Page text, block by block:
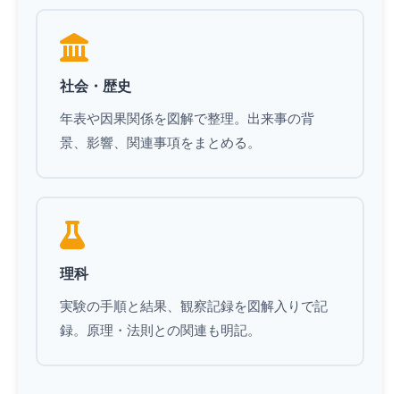
社会・歴史
年表や因果関係を図解で整理。出来事の背
景、影響、関連事項をまとめる。
理科
実験の手順と結果、観察記録を図解入りで記
録。原理・法則との関連も明記。